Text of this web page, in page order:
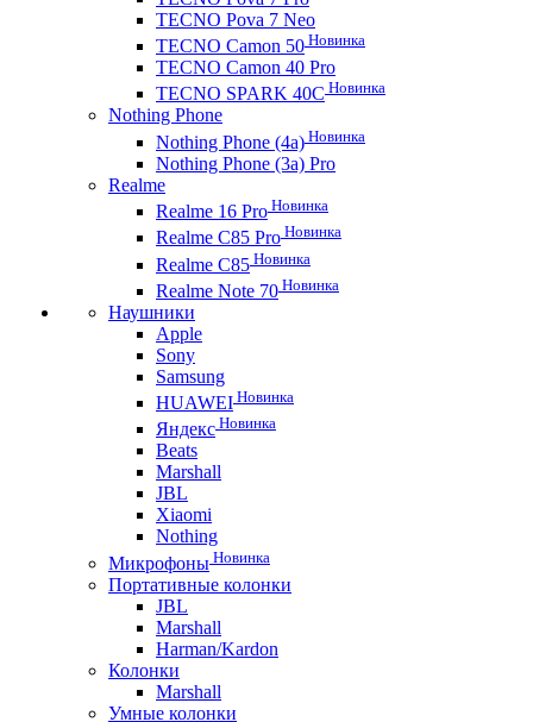
TECNO Pova 7 Neo
TECNO Camon 50 Новинка
TECNO Camon 40 Pro
TECNO SPARK 40C Новинка
Nothing Phone
Nothing Phone (4a) Новинка
Nothing Phone (3a) Pro
Realme
Realme 16 Pro Новинка
Realme C85 Pro Новинка
Realme C85 Новинка
Realme Note 70 Новинка
Наушники
Apple
Sony
Samsung
HUAWEI Новинка
Яндекс Новинка
Beats
Marshall
JBL
Xiaomi
Nothing
Микрофоны Новинка
Портативные колонки
JBL
Marshall
Harman/Kardon
Колонки
Marshall
Умные колонки